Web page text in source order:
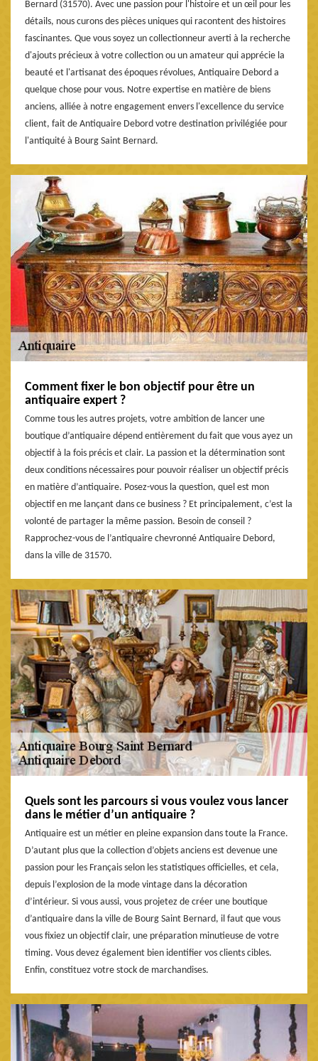
Bernard (31570). Avec une passion pour l'histoire et un œil pour les
détails, nous curons des pièces uniques qui racontent des histoires
fascinantes. Que vous soyez un collectionneur averti à la recherche
d'ajouts précieux à votre collection ou un amateur qui apprécie la
beauté et l'artisanat des époques révolues, Antiquaire Debord a
quelque chose pour vous. Notre expertise en matière de biens
anciens, alliée à notre engagement envers l'excellence du service
client, fait de Antiquaire Debord votre destination privilégiée pour
l'antiquité à Bourg Saint Bernard.
Comment fixer le bon objectif pour être un
antiquaire expert ?
Comme tous les autres projets, votre ambition de lancer une
boutique d’antiquaire dépend entièrement du fait que vous ayez un
objectif à la fois précis et clair. La passion et la détermination sont
deux conditions nécessaires pour pouvoir réaliser un objectif précis
en matière d’antiquaire. Posez-vous la question, quel est mon
objectif en me lançant dans ce business ? Et principalement, c’est la
volonté de partager la même passion. Besoin de conseil ?
Rapprochez-vous de l’antiquaire chevronné Antiquaire Debord,
dans la ville de 31570.
Quels sont les parcours si vous voulez vous lancer
dans le métier d’un antiquaire ?
Antiquaire est un métier en pleine expansion dans toute la France.
D’autant plus que la collection d’objets anciens est devenue une
passion pour les Français selon les statistiques officielles, et cela,
depuis l’explosion de la mode vintage dans la décoration
d’intérieur. Si vous aussi, vous projetez de créer une boutique
d’antiquaire dans la ville de Bourg Saint Bernard, il faut que vous
vous fixiez un objectif clair, une préparation minutieuse de votre
timing. Vous devez également bien identifier vos clients cibles.
Enfin, constituez votre stock de marchandises.